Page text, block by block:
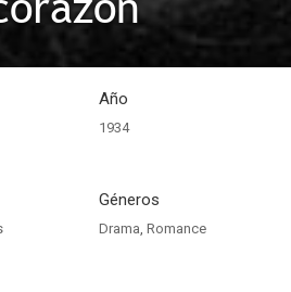
Año
1934
Géneros
Drama, Romance